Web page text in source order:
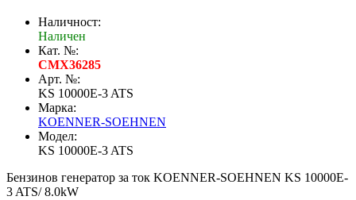
Наличност:
Наличен
Кат. №:
CMX36285
Арт. №:
KS 10000E-3 ATS
Марка:
KOENNER-SOEHNEN
Модел:
KS 10000E-3 ATS
Бензинов генератор за ток KOENNER-SOEHNEN KS 10000E-
3 ATS/ 8.0kW